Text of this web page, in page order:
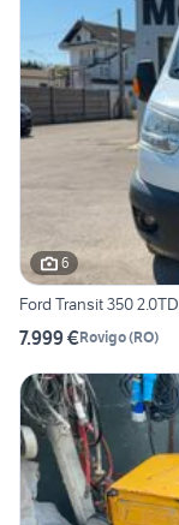
6
Ford Transit 350
7.999 €Rovigo(RO)